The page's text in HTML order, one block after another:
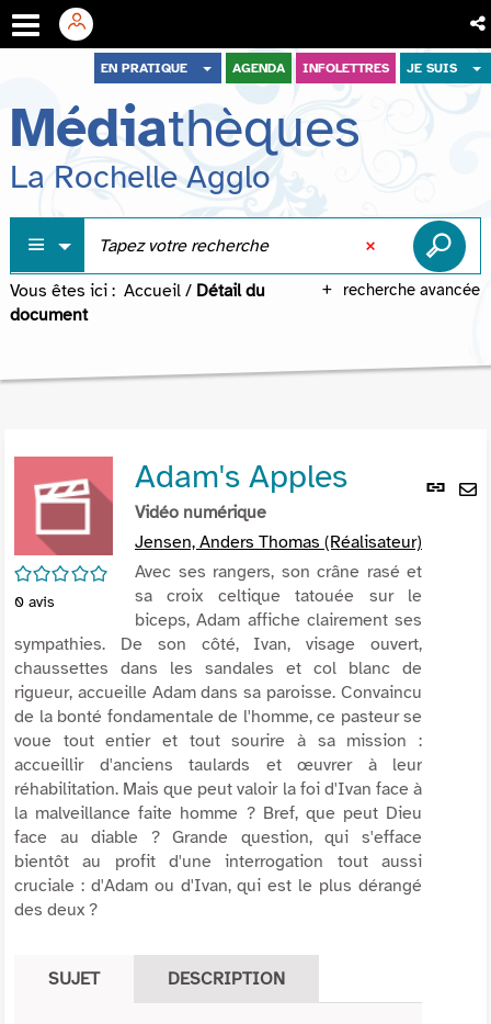
menu
contenu
recherche
EN PRATIQUE AGENDA INFOLETTRES JE SUIS
Médiathèques
La Rochelle Agglo
recherche avancée
Vous êtes ici : Accueil / Détail du
document
Lien
/5
0 avis
Adam's Apples
Vidéo numérique
Jensen, Anders Thomas (Réalisateur)
Avec ses rangers, son crâne rasé et
sa croix celtique tatouée sur le
biceps, Adam affiche clairement ses
sympathies. De son côté, Ivan, visage ouvert,
chaussettes dans les sandales et col blanc de
rigueur, accueille Adam dans sa paroisse. Convaincu
de la bonté fondamentale de l'homme, ce pasteur se
voue tout entier et tout sourire à sa mission :
accueillir d'anciens taulards et œuvrer à leur
réhabilitation. Mais que peut valoir la foi d'Ivan face à
la malveillance faite homme ? Bref, que peut Dieu
face au diable ? Grande question, qui s'efface
bientôt au profit d'une interrogation tout aussi
cruciale : d'Adam ou d'Ivan, qui est le plus dérangé
des deux ?
SUJET DESCRIPTION